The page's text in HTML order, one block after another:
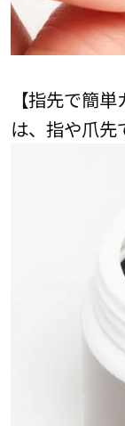
【指先で簡
は、指や爪先